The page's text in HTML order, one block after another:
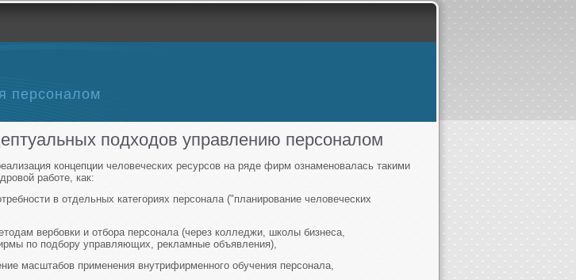
персоналом
подходов управлению персоналом
концепции человеческих ресурсов на ряде фирм ознаменовалась такими
работе, как:
в отдельных категориях персонала ("планирование человеческих
вербовки и отбора персонала (через колледжи, школы бизнеса,
по подбору управляющих, рекламные объявления),
масштабов применения внутрифирменного обучения персонала,